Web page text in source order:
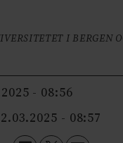
I BERGEN
- 08:56
12.03.2025 - 08:57